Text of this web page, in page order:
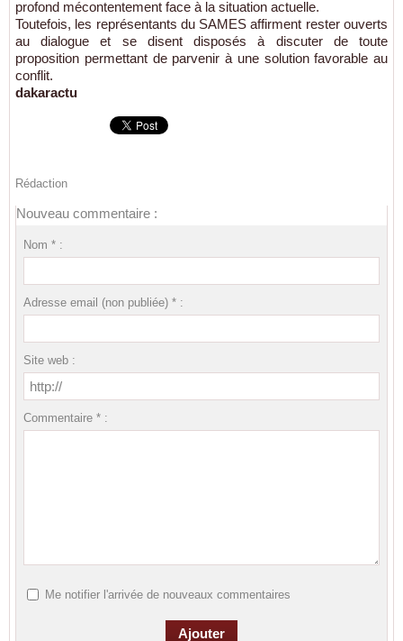
profond mécontentement face à la situation actuelle.
Toutefois, les représentants du SAMES affirment rester ouverts
au dialogue et se disent disposés à discuter de toute
proposition permettant de parvenir à une solution favorable au
conflit.
dakaractu
Rédaction
Nouveau commentaire :
Nom * :
Adresse email (non publiée) * :
Site web :
Commentaire * :
Me notifier l'arrivée de nouveaux commentaires